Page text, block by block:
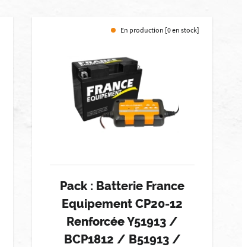
En production [0 en stock]
Pack : Batterie France
Equipement CP20-12
Renforcée Y51913 /
BCP1812 / B51913 /